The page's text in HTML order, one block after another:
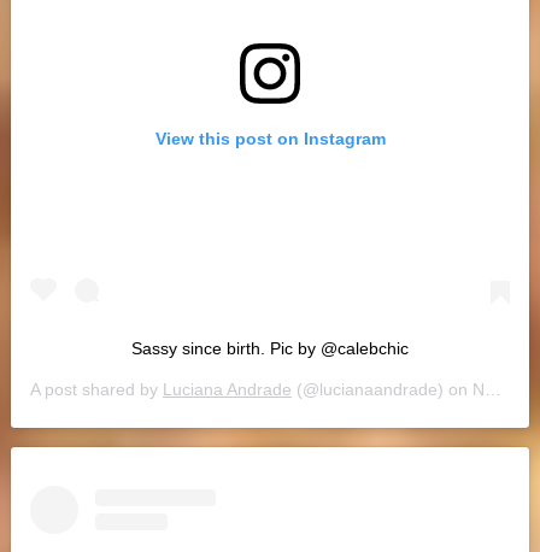
View this post on Instagram
Sassy since birth. Pic by @calebchic
A post shared by Luciana Andrade (@lucianaandrade) on Nov 4, 2018 at 5:44pm PST